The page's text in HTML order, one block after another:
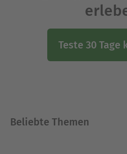
Teste 30 Tage
Beliebte Themen